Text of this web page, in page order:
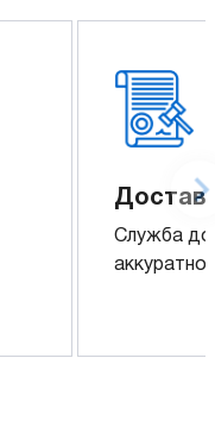
Служба
аккуратно